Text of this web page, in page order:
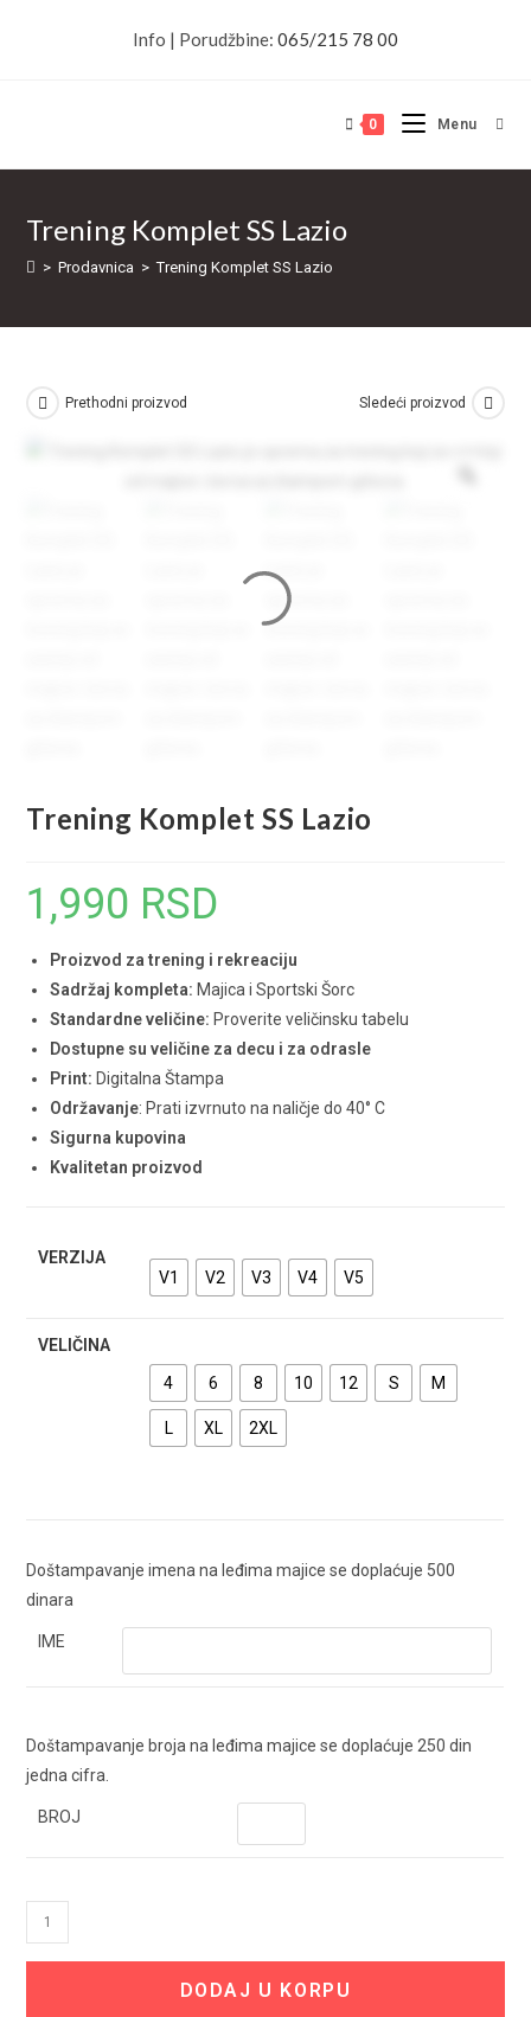
Info | Porudžbine: 065/215 78 00
0 Menu
Trening Komplet SS Lazio
> Prodavnica > Trening Komplet SS Lazio
Prethodni proizvod Sledeći proizvod
Trening Komplet SS Lazio
1,990 RSD
Proizvod za trening i rekreaciju
Sadržaj kompleta: Majica i Sportski Šorc
Standardne veličine: Proverite veličinsku tabelu
Dostupne su veličine za decu i za odrasle
Print: Digitalna Štampa
Održavanje: Prati izvrnuto na naličje do 40° C
Sigurna kupovina
Kvalitetan proizvod
VERZIJA
V1
V2 V3 V4 V5
VELIČINA
4
6 8 10 12 S M
L XL 2XL
Doštampavanje imena na leđima majice se doplaćuje 500
dinara
IME
Doštampavanje broja na leđima majice se doplaćuje 250 din
jedna cifra.
BROJ
Trening
Komplet
DODAJ U KORPU